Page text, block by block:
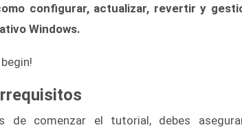
configurar, actualizar, revertir y
Windows.
begin!
de comenzar el tutorial, debes